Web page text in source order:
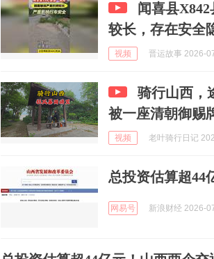
闻喜县
较长，存在安全
视频 晋运故事 2026-
骑行山西，
被一座清朝御赐
视频 老叶骑行日记
总投资估算超44
网易号 新浪财经 2026-